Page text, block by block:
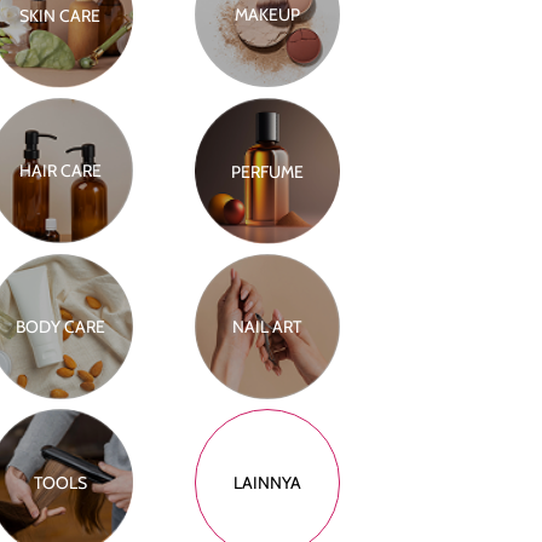
SKIN CARE MAKEUP
HAIR CARE PERFUME
BODY CARE NAIL ART
TOOLS LAINNYA